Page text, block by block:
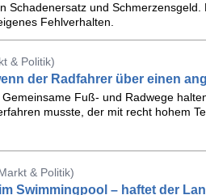
Schadenersatz und
Fehlverhalten.
& Politik)
der Radfahrer über einen
Fuß- und Radwege
musste, der mit recht hohem
& Politik)
Swimmingpool – haftet der